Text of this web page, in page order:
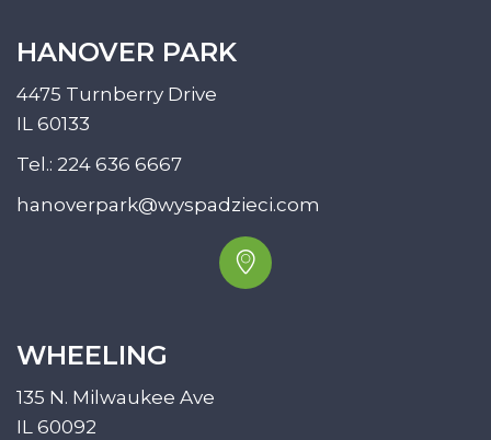
HANOVER PARK
4475 Turnberry Drive
IL 60133
Tel.: 224 636 6667
hanoverpark@wyspadzieci.com
WHEELING
135 N. Milwaukee Ave
IL 60092